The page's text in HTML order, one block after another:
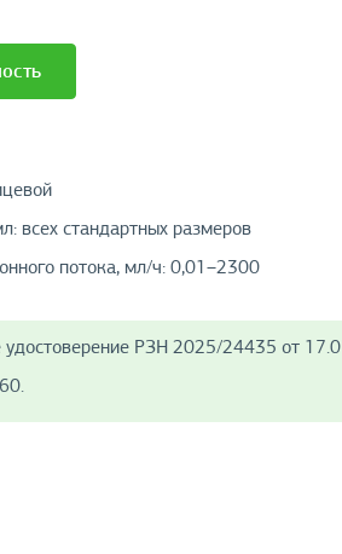
всех стандартных размеров
потока, мл/ч: 0,01–2300
удостоверение РЗН 2025/24435 от